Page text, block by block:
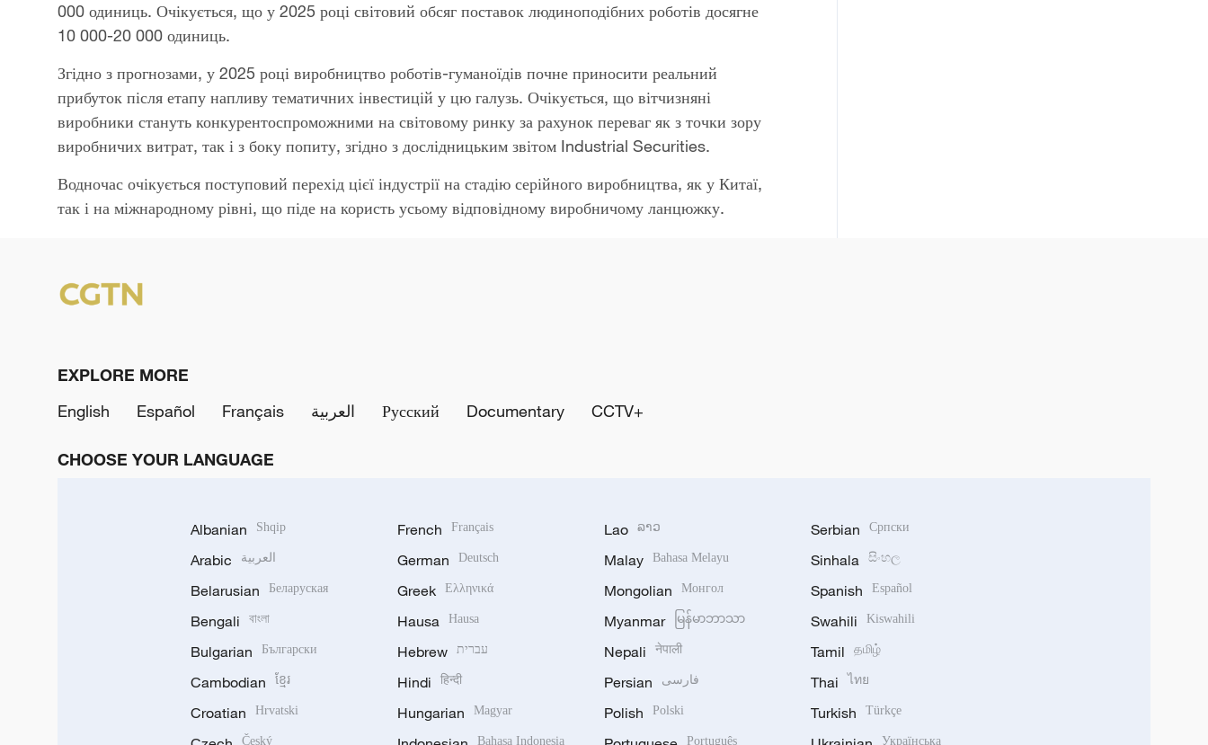
000 одиниць. Очікується, що у 2025 році світовий обсяг поставок людиноподібних роботів досягне
10 000-20 000 одиниць.
Згідно з прогнозами, у 2025 році виробництво роботів-гуманоїдів почне приносити реальний
прибуток після етапу напливу тематичних інвестицій у цю галузь. Очікується, що вітчизняні
виробники стануть конкурентоспроможними на світовому ринку за рахунок переваг як з точки зору
виробничих витрат, так і з боку попиту, згідно з дослідницьким звітом Industrial Securities.
Водночас очікується поступовий перехід цієї індустрії на стадію серійного виробництва, як у Китаї,
так і на міжнародному рівні, що піде на користь усьому відповідному виробничому ланцюжку.
EXPLORE MORE
English
Español Français العربية Русский Documentary CCTV+
CHOOSE YOUR LANGUAGE
Albanian Shqip
Arabic العربية
Belarusian Беларуская
Bengali বাংলা
Bulgarian Български
Cambodian ខ្មែរ
Croatian Hrvatski
Český
French Français
German Deutsch
Greek Ελληνικά
Hausa Hausa
Hebrew עברית
Hindi हिन्दी
Hungarian Magyar
Bahasa Indonesia
Lao ລາວ
Malay Bahasa Melayu
Mongolian Монгол
Myanmar မြန်မာဘာသာ
Nepali नेपाली
Persian فارسی
Polish Polski
Português
Serbian Српски
Sinhala සිංහල
Spanish Español
Swahili Kiswahili
Tamil தமிழ்
Thai ไทย
Turkish Türkçe
Українська